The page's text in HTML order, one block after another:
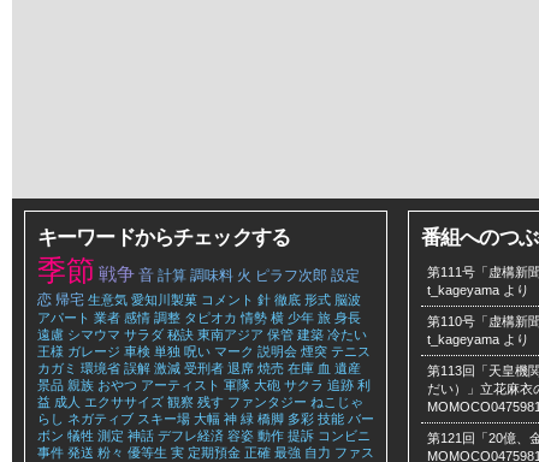
キーワードからチェックする
季節 戦争 音 計算 調味料 火 ピラフ次郎 設定
恋 帰宅 生意気 愛知川製菓 コメント 針 徹底 形式 脳波
アパート 業者 感情 調整 タピオカ 情勢 横 少年 旅 身長
遠慮 シマウマ サラダ 秘訣 東南アジア 保管 建築 冷たい
王様 ガレージ 車検 単独 呪い マーク 説明会 煙突 テニス
カガミ 環境省 誤解 激減 受刑者 退席 焼売 在庫 血 遺産
景品 親族 おやつ アーティスト 軍隊 大砲 サクラ 追跡 利
益 成人 エクササイズ 観察 残す ファンタジー ねこじゃ
らし ネガティブ スキー場 大幅 神 緑 橋脚 多彩 技能 バー
ボン 犠牲 測定 神話 デフレ経済 容姿 動作 提訴 コンビニ
事件 発送 粉々 優等生 実 定期預金 正確 最強 自力 ファス
番組へのつ
第111号「虚構新
t_kageyama より
第110号「虚構新
t_kageyama より
第113回「天皇機
だい）」立花麻衣
第121回「20億、